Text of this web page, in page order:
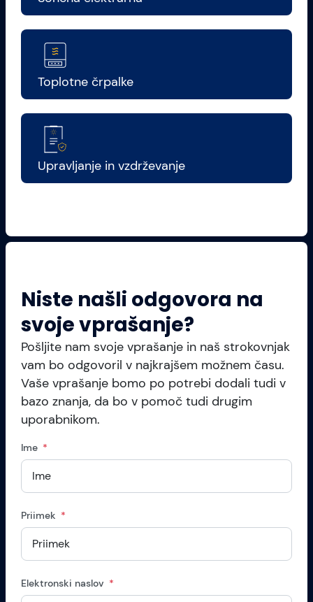
Toplotne črpalke
Upravljanje in vzdrževanje
Niste našli odgovora na
svoje vprašanje?
Pošljite nam svoje vprašanje in naš strokovnjak
vam bo odgovoril v najkrajšem možnem času.
Vaše vprašanje bomo po potrebi dodali tudi v
bazo znanja, da bo v pomoč tudi drugim
uporabnikom.
Ime
Priimek
Elektronski naslov